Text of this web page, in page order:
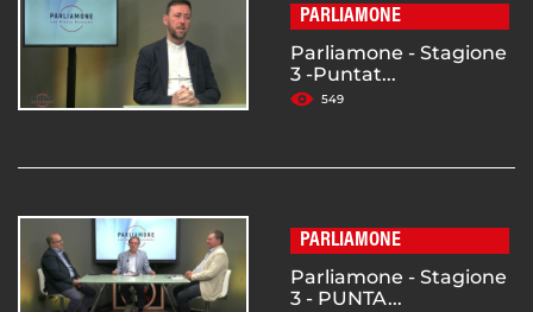
PARLIAMONE
Parliamone - Stagione
3 -Puntat...
549
PARLIAMONE
Parliamone - Stagione
3 - PUNTA...